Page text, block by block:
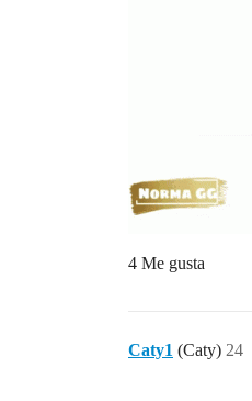
4 Me gusta
Caty1 (Caty) 24